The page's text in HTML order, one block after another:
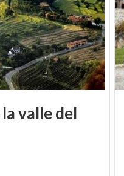
lavalledel